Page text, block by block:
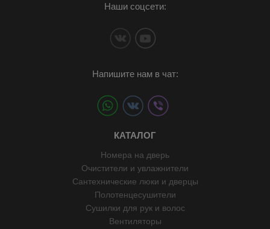
Наши соцсети:
Напишите нам в чат:
КАТАЛОГ
Номера на дверь
Очистители и увлажнители
Сантехнические люки и дверцы
Полотенцесушители
Сушилки для рук и волос
Вентиляторы